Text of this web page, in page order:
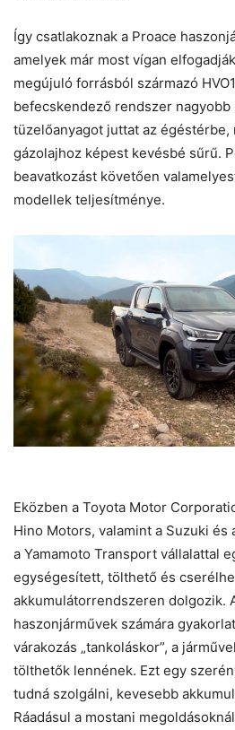
Így csatlakoznak a Proace
amelyek már most vígan
megújuló forrásból származó
befecskendező rendszer nagyobb
tüzelőanyagot juttat az égéstérbe,
gázolajhoz képest kevésbé sűrű.
beavatkozást követően
modellek teljesítménye.
Eközben a Toyota Motor
Hino Motors, valamint a Suzuki és
a Yamamoto Transport vállalattal
egységesített, tölthető és
akkumulátorrendszeren dolgozik.
haszonjárművek számára
várakozás „tankoláskor”, a
tölthetők lennének. Ezt egy
tudná szolgálni, kevesebb
Ráadásul a mostani